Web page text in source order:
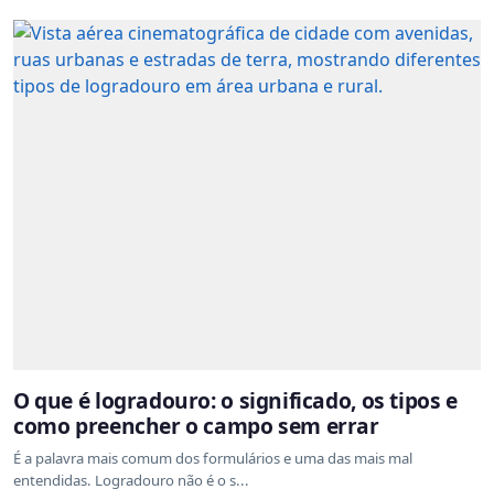
O que é logradouro: o significado, os tipos e
como preencher o campo sem errar
É a palavra mais comum dos formulários e uma das mais mal
entendidas. Logradouro não é o s...